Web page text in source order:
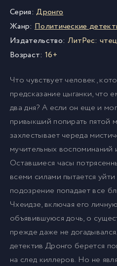
Серия: Дронго
Жанр: Политические
Издательство: ЛитРес: чтец
Возраст: 16+
Что чувствует человек,
предсказание цыганки, что
два дня? А если он еще и
привыкший попирать пятой
захлестывает череда
мучительных воспоминаний
Оставшиеся часы
всеми силами пытается
подозрение попадает все
Чхеидзе, включая его
объявившуюся дочь, о
прежде даже не
детектив Дронго берется
на след киллеров. Но не